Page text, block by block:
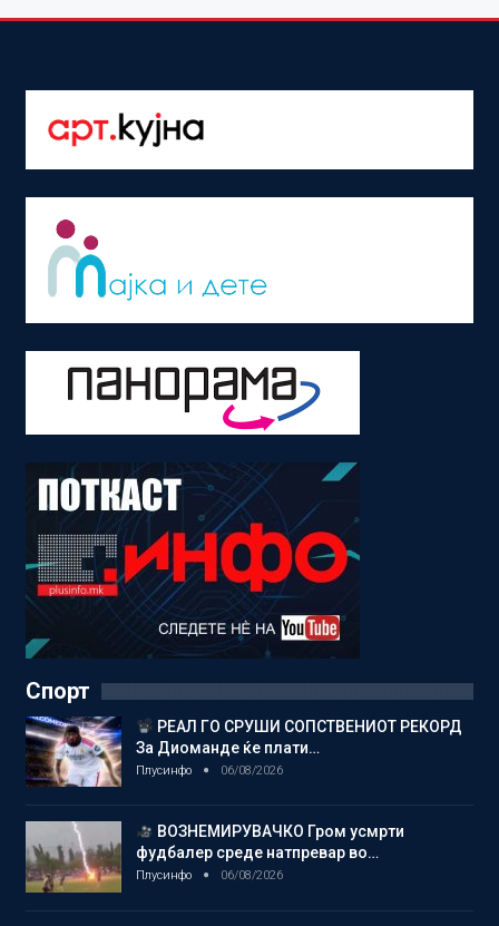
Спорт
РЕАЛ ГО СРУШИ СОПСТВЕНИОТ РЕКОРД
За Диоманде ќе плати…
Плусинфо 06/08/2026
ВОЗНЕМИРУВАЧКО Гром усмрти
фудбалер среде натпревар во…
Плусинфо 06/08/2026